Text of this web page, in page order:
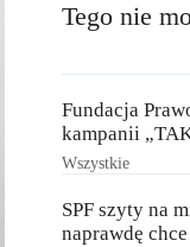
Tego nie
Fundacja
kampanii
Wszystkie
SPF szyty na
naprawdę